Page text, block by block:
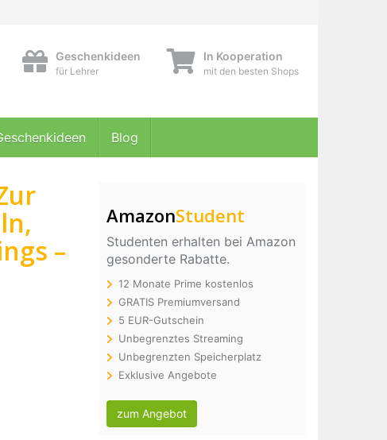
Geschenkideen
für Lehrer
In Kooperation
mit den besten Shops
Blog
–
AmazonStudent
Studenten erhalten bei Amazon
gesonderte Rabatte.
12 Monate Prime kostenlos
GRATIS Premiumversand
5 EUR-Gutschein
Unbegrenztes Streaming
Unbegrenzten Speicherplatz
Exklusive Angebote
zum Angebot